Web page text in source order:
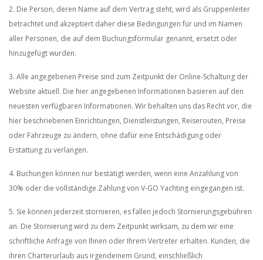
2. Die Person, deren Name auf dem Vertrag steht, wird als Gruppenleiter
betrachtet und akzeptiert daher diese Bedingungen für und im Namen
aller Personen, die auf dem Buchungsformular genannt, ersetzt oder
hinzugefügt wurden.
3. Alle angegebenen Preise sind zum Zeitpunkt der Online-Schaltung der
Website aktuell. Die hier angegebenen Informationen basieren auf den
neuesten verfügbaren Informationen. Wir behalten uns das Recht vor, die
hier beschriebenen Einrichtungen, Dienstleistungen, Reiserouten, Preise
oder Fahrzeuge zu ändern, ohne dafür eine Entschädigung oder
Erstattung zu verlangen.
4. Buchungen können nur bestätigt werden, wenn eine Anzahlung von
30% oder die vollständige Zahlung von V-GO Yachting eingegangen ist.
5. Sie können jederzeit stornieren, es fallen jedoch Stornierungsgebühren
an. Die Stornierung wird zu dem Zeitpunkt wirksam, zu dem wir eine
schriftliche Anfrage von Ihnen oder Ihrem Vertreter erhalten. Kunden, die
ihren Charterurlaub aus irgendeinem Grund, einschließlich